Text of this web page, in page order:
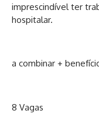
imprescindível ter
hospitalar.
a combinar +
8 Vagas